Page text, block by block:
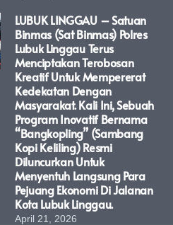
LUBUK LINGGAU – Satuan
Binmas (Sat Binmas) Polres
Lubuk Linggau Terus
Menciptakan Terobosan
Kreatif Untuk Mempererat
Kedekatan Dengan
Masyarakat. Kali Ini, Sebuah
Program Inovatif Bernama
“Bangkopling” (Sambang
Kopi Keliling) Resmi
Diluncurkan Untuk
Menyentuh Langsung Para
Pejuang Ekonomi Di Jalanan
Kota Lubuk Linggau.
April 21, 2026